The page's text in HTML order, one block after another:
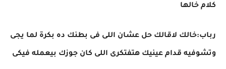
كلام خالها
رباب:خالك لاقالك حل عشان اللى فى بطنك ده بكرة لما يجى
وتشوفيه قدام عينيك هتفتكرى اللى كان جوزك بيعمله فيكى